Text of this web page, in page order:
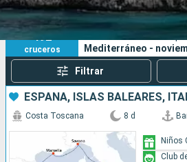
Puertos
492
cruceros
Mediterráneo -
Filtrar
Costa Toscana 8 d
Niños
Club